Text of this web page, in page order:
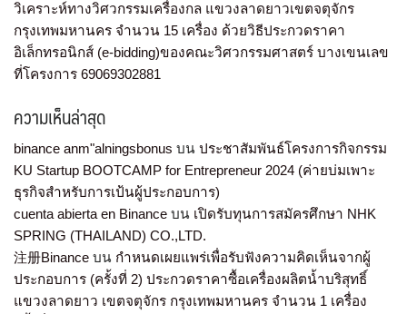
วิเคราะห์ทางวิศวกรรมเครื่องกล แขวงลาดยาวเขตจตุจักร
กรุงเทพมหานคร จำนวน 15 เครื่อง ด้วยวิธีประกวดราคา
อิเล็กทรอนิกส์ (e-bidding)ของคณะวิศวกรรมศาสตร์ บางเขนเลข
ที่โครงการ 69069302881
ความเห็นล่าสุด
binance anm"alningsbonus บน ประชาสัมพันธ์โครงการกิจกรรม
KU Startup BOOTCAMP for Entrepreneur 2024 (ค่ายบ่มเพาะ
ธุรกิจสำหรับการเป้นผู้ประกอบการ)
cuenta abierta en Binance บน เปิดรับทุนการสมัครศึกษา NHK
SPRING (THAILAND) CO.,LTD.
注册Binance บน กำหนดเผยแพร่เพื่อรับฟังความคิดเห็นจากผู้
ประกอบการ (ครั้งที่ 2) ประกวดราคาซื้อเครื่องผลิตน้ำบริสุทธิ์
แขวงลาดยาว เขตจตุจักร กรุงเทพมหานคร จำนวน 1 เครื่อง